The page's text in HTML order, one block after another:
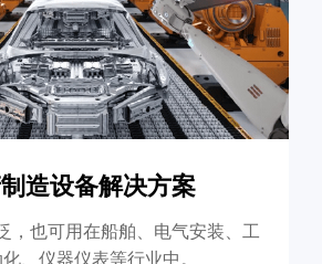
造设备解决方案
，也可用在船舶、电气安装、工
、仪器仪表等行业中。